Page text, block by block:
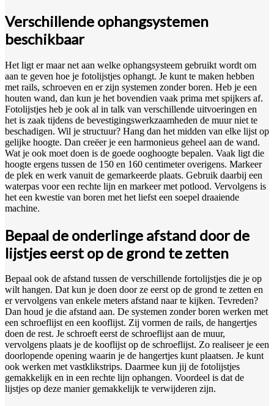
Verschillende ophangsystemen
beschikbaar
Het ligt er maar net aan welke ophangsysteem gebruikt wordt om
aan te geven hoe je fotolijstjes ophangt. Je kunt te maken hebben
met rails, schroeven en er zijn systemen zonder boren. Heb je een
houten wand, dan kun je het bovendien vaak prima met spijkers af.
Fotolijstjes heb je ook al in talk van verschillende uitvoeringen en
het is zaak tijdens de bevestigingswerkzaamheden de muur niet te
beschadigen. Wil je structuur? Hang dan het midden van elke lijst op
gelijke hoogte. Dan creëer je een harmonieus geheel aan de wand.
Wat je ook moet doen is de goede ooghoogte bepalen. Vaak ligt die
hoogte ergens tussen de 150 en 160 centimeter overigens. Markeer
de plek en werk vanuit de gemarkeerde plaats. Gebruik daarbij een
waterpas voor een rechte lijn en markeer met potlood. Vervolgens is
het een kwestie van boren met het liefst een soepel draaiende
machine.
Bepaal de onderlinge afstand door de
lijstjes eerst op de grond te zetten
Bepaal ook de afstand tussen de verschillende fortolijstjes die je op
wilt hangen. Dat kun je doen door ze eerst op de grond te zetten en
er vervolgens van enkele meters afstand naar te kijken. Tevreden?
Dan houd je die afstand aan. De systemen zonder boren werken met
een schroeflijst en een kooflijst. Zij vormen de rails, de hangertjes
doen de rest. Je schroeft eerst de schroeflijst aan de muur,
vervolgens plaats je de kooflijst op de schroeflijst. Zo realiseer je een
doorlopende opening waarin je de hangertjes kunt plaatsen. Je kunt
ook werken met vastklikstrips. Daarmee kun jij de fotolijstjes
gemakkelijk en in een rechte lijn ophangen. Voordeel is dat de
lijstjes op deze manier gemakkelijk te verwijderen zijn.